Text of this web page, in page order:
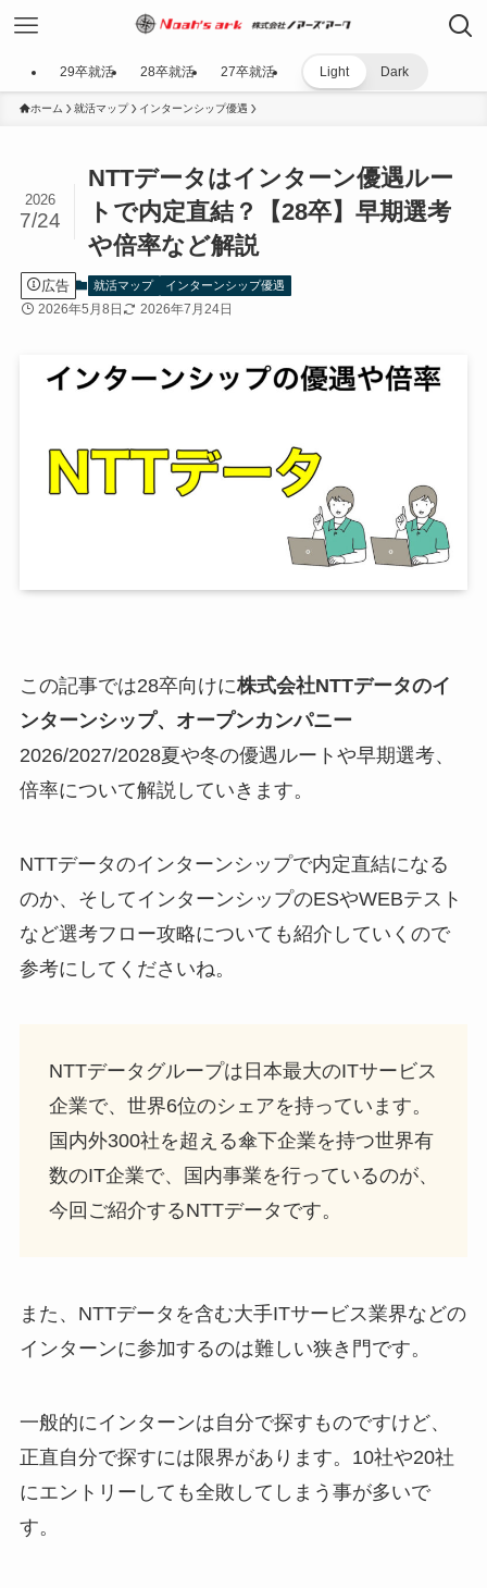
29卒就活 28卒就活 27卒就活 Light Dark
ホーム 就活マップ インターンシップ優遇
NTTデータはインターン優遇ルー
トで内定直結？【28卒】早期選考
や倍率など解説
2026
7/24
広告 就活マップ インターンシップ優遇
2026年5月8日 2026年7月24日
この記事では28卒向けに株式会社NTTデータのイ
ンターンシップ、オープンカンパニー
2026/2027/2028夏や冬の優遇ルートや早期選考、
倍率について解説していきます。
NTTデータのインターンシップで内定直結になる
のか、そしてインターンシップのESやWEBテスト
など選考フロー攻略についても紹介していくので
参考にしてくださいね。
NTTデータグループは日本最大のITサービス
企業で、世界6位のシェアを持っています。
国内外300社を超える傘下企業を持つ世界有
数のIT企業で、国内事業を行っているのが、
今回ご紹介するNTTデータです。
また、NTTデータを含む大手ITサービス業界などの
インターンに参加するのは難しい狭き門です。
一般的にインターンは自分で探すものですけど、
正直自分で探すには限界があります。10社や20社
にエントリーしても全敗してしまう事が多いで
す。